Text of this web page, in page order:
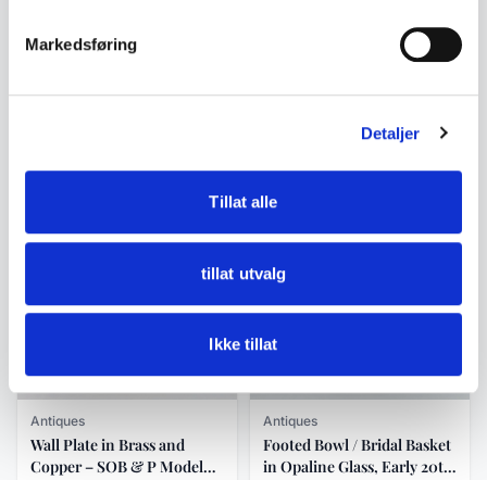
Markedsføring
Detaljer
Tillat alle
tillat utvalg
Ikke tillat
Antiques
Wall Plate in Brass and
Copper – SOB & P Model
Antiques
Footed Bowl / Bridal Basket
in Opaline Glass, Early 20th